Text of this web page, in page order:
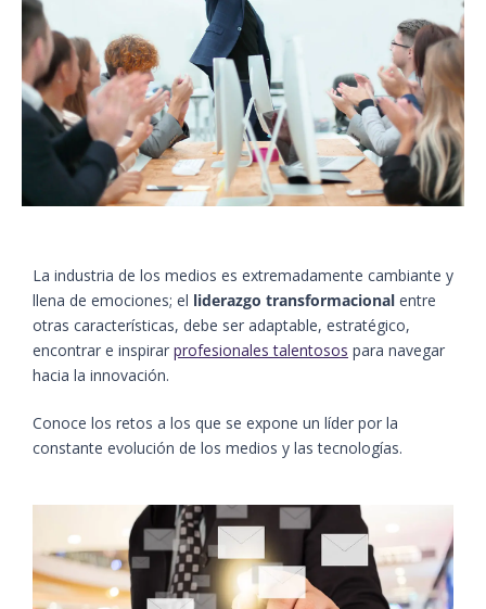
La industria de los medios es extremadamente cambiante y
llena de emociones; el liderazgo transformacional entre
otras características, debe ser adaptable, estratégico,
encontrar e inspirar profesionales talentosos para navegar
hacia la innovación.
Conoce los retos a los que se expone un líder por la
constante evolución de los medios y las tecnologías.